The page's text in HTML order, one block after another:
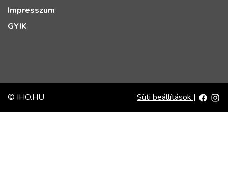
Impresszum
GYIK
© IHO.HU Süti beállítások |